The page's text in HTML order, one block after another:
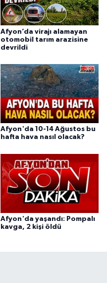
Afyon’da virajı alamayan
otomobil tarım arazisine
devrildi
Afyon'da 10-14 Ağustos bu
hafta hava nasıl olacak?
Afyon'da yaşandı: Pompalı
kavga, 2 kişi öldü